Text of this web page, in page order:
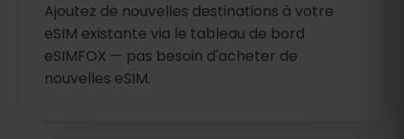
Ajoutez de nouvelles destinations à votre
eSIM existante via le tableau de bord
eSIMFOX — pas besoin d'acheter de
nouvelles eSIM.